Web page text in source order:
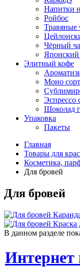
Напитки
Ройбос
Травяные
Чёрный
Японский
Элитный кофе
Моно
Эспрессо
Шоколад
Упаковка
Пакеты
Главная
Товары для
Косметика,
Для бровей
Для бровей
Краска
В данном разделе
Интернет